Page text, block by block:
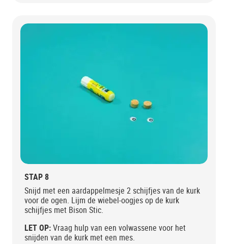
STAP 8
Snijd met een aardappelmesje 2 schijfjes van de kurk
voor de ogen. Lijm de wiebel-oogjes op de kurk
schijfjes met Bison Stic.
LET OP:Vraag hulp van een volwassene voor het
snijden van de kurk met een mes.